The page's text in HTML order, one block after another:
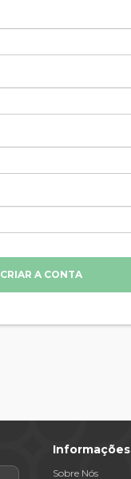
CRIAR A CONTA
Informações
Sobre Nós